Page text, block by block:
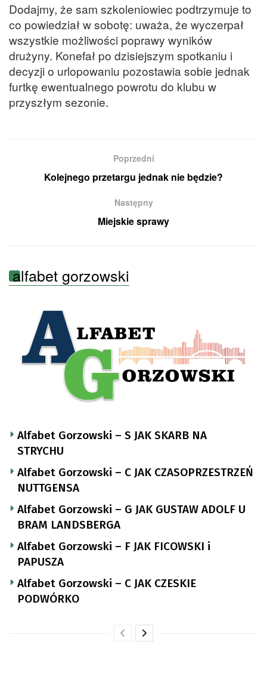
Dodajmy, że sam szkoleniowiec podtrzymuje to
co powiedział w sobotę: uważa, że wyczerpał
wszystkie możliwości poprawy wyników
drużyny. Konefał po dzisiejszym spotkaniu i
decyzji o urlopowaniu pozostawia sobie jednak
furtkę ewentualnego powrotu do klubu w
przyszłym sezonie.
Poprzedni
Kolejnego przetargu jednak nie będzie?
Następny
Miejskie sprawy
alfabet gorzowski
Alfabet Gorzowski – S JAK SKARB NA
STRYCHU
Alfabet Gorzowski – C JAK CZASOPRZESTRZEŃ
NUTTGENSA
Alfabet Gorzowski – G JAK GUSTAW ADOLF U
BRAM LANDSBERGA
Alfabet Gorzowski – F JAK FICOWSKI i
PAPUSZA
Alfabet Gorzowski – C JAK CZESKIE
PODWÓRKO